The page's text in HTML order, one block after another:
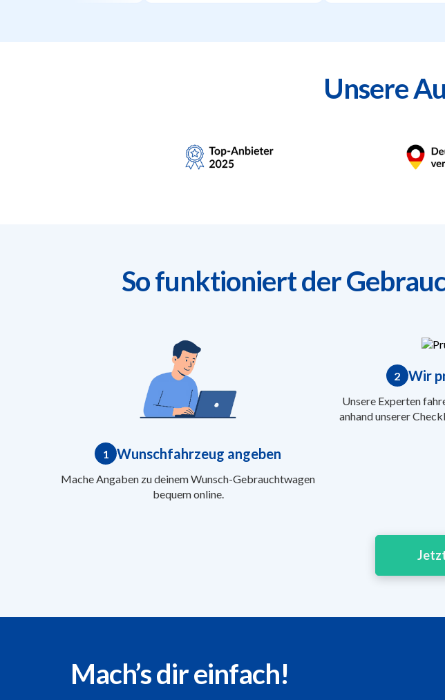
Unsere
So funktioniert der
1 Wunschfahrzeug angeben
Mache Angaben zu deinem Wunsch-Gebrauchtwagen
bequem online.
2 Wir
Unsere Experten
anhand unserer
Mach’s dir einfach!